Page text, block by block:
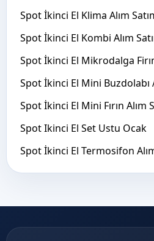
Spot İkinci El Klima Alım
Spot İkinci El Kombi Alım
Spot İkinci El Mikrodalga
Spot İkinci El Mini Buzdolabı
Spot İkinci El Mini Fırın Alım
Spot Ikinci El Set Ustu Ocak
Spot İkinci El Termosifon